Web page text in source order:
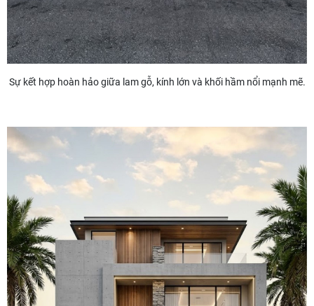
Sự kết hợp hoàn hảo giữa lam gỗ, kính lớn và khối hầm nổi mạnh mẽ.